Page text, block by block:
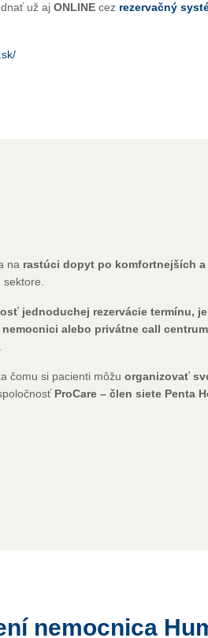
už aj ONLINE cez rezervačný
na rastúci dopyt po komfortnejších
sektore.
jednoduchej rezervácie termínu,
alebo privátne call centrum
čomu si pacienti môžu organizovať
ProCare – člen siete Penta
nemocnica